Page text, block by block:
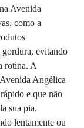
Avenida
como a
gordura, evitando
rotina. A
Angélica
e que não
sua pia.
lentamente ou